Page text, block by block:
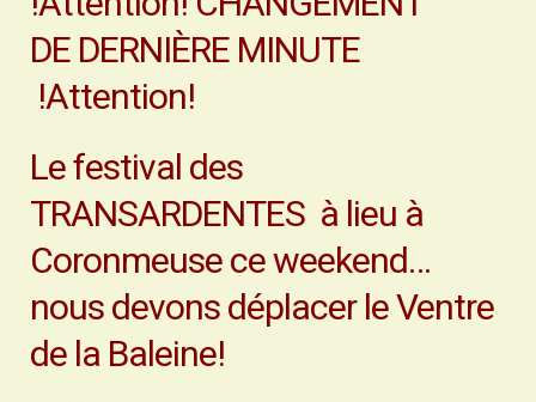
DE DERNIÈRE MINUTE
!Attention!
Le festival des
TRANSARDENTES à lieu à
Coronmeuse ce weekend…
nous devons déplacer le Ventre
de la Baleine!